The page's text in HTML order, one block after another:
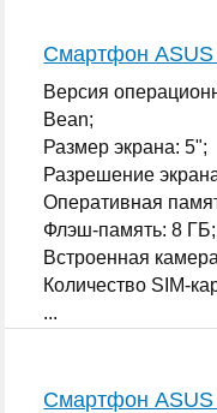
Смартфон ASUS
Версия
Bean;
Размер экрана: 5";
Разрешение
Оперативная
Флэш-память: 8 ГБ;
Встроенная
Количество SIM-
...
Смартфон ASUS